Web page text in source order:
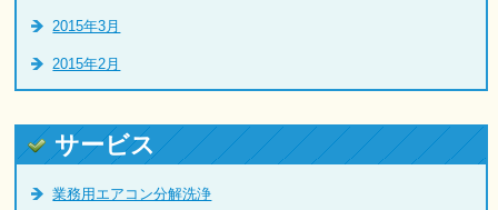
2015年3月
2015年2月
サービス
業務用エアコン分解洗浄